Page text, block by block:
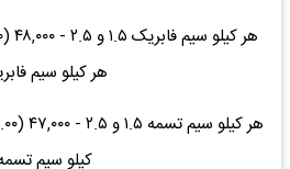
هر کیلو سیم
کیلو سیم